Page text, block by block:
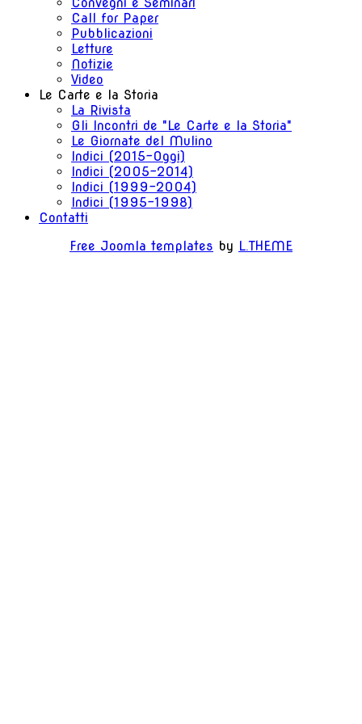
Convegni e Seminari
Call for Paper
Pubblicazioni
Letture
Notizie
Video
Le Carte e la Storia
La Rivista
Gli Incontri de "Le Carte e la Storia"
Le Giornate del Mulino
Indici (2015-Oggi)
Indici (2005-2014)
Indici (1999-2004)
Indici (1995-1998)
Contatti
Free Joomla templates by L.THEME